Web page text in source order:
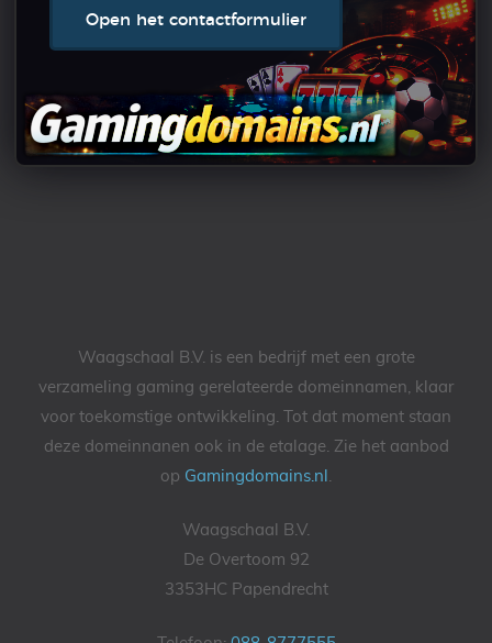
Waagschaal B.V. is een bedrijf met een grote
verzameling gaming gerelateerde domeinnamen, klaar
voor toekomstige ontwikkeling. Tot dat moment staan
deze domeinnanen ook in de etalage. Zie het aanbod
op Gamingdomains.nl .
Waagschaal B.V.
De Overtoom 92
3353HC Papendrecht